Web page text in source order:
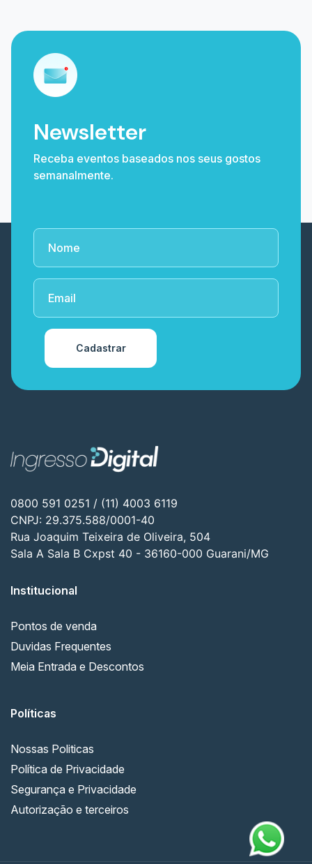
Newsletter
Receba eventos baseados nos seus gostos
semanalmente.
Cadastrar
0800 591 0251 / (11) 4003 6119
CNPJ: 29.375.588/0001-40
Rua Joaquim Teixeira de Oliveira, 504
Sala A Sala B Cxpst 40 - 36160-000 Guarani/MG
Institucional
Pontos de venda
Duvidas Frequentes
Meia Entrada e Descontos
Políticas
Nossas Politicas
Política de Privacidade
Segurança e Privacidade
Autorização e terceiros